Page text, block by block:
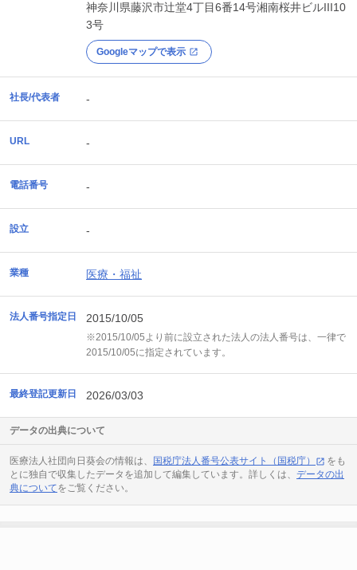
神奈川県藤沢市辻堂4丁目6番14号湘南桜井ビルIII10
3号
Googleマップで表示
社長/代表者 -
URL -
電話番号 -
設立 -
業種 医療・福祉
法人番号指定日 2015/10/05
※2015/10/05より前に設立された法人の法人番号は、一律で
2015/10/05に指定されています。
最終登記更新日 2026/03/03
データの出典について
医療法人社団向日葵会の情報は、 国税庁法人番号公表サイト（国税庁）
をも
とに独自で収集したデータを追加して編集しています。詳しくは、 データの出
典についてをご覧ください。